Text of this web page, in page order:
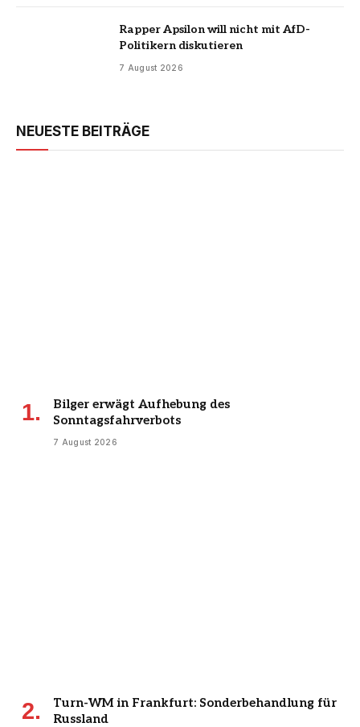
Rapper Apsilon will nicht mit AfD-
Politikern diskutieren
7 August 2026
NEUESTE BEITRÄGE
Bilger erwägt Aufhebung des
Sonntagsfahrverbots
7 August 2026
Turn-WM in Frankfurt: Sonderbehandlung für
Russland